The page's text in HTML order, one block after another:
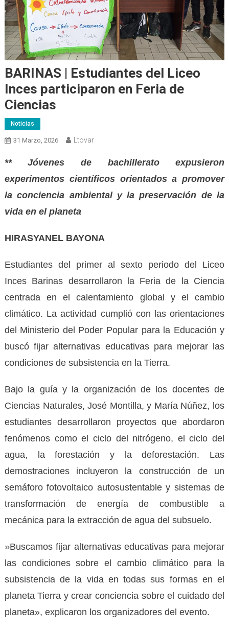
BARINAS | Estudiantes del Liceo
Inces participaron en Feria de
Ciencias
Noticias
31 Marzo, 2026 Ltovar
** ​Jóvenes de bachillerato expusieron
experimentos científicos orientados a promover
la conciencia ambiental y la preservación de la
vida en el planeta
HIRASYANEL BAYONA
​Estudiantes del primer al sexto periodo del Liceo
Inces Barinas desarrollaron la Feria de la Ciencia
centrada en el calentamiento global y el cambio
climático. La actividad cumplió con las orientaciones
del Ministerio del Poder Popular para la Educación y
buscó fijar alternativas educativas para mejorar las
condiciones de subsistencia en la Tierra.
​Bajo la guía y la organización de los docentes de
Ciencias Naturales, José Montilla, y María Núñez, los
estudiantes desarrollaron proyectos que abordaron
fenómenos como el ciclo del nitrógeno, el ciclo del
agua, la forestación y la deforestación. Las
demostraciones incluyeron la construcción de un
semáforo fotovoltaico autosustentable y sistemas de
transformación de energía de combustible a
mecánica para la extracción de agua del subsuelo.
​»Buscamos fijar alternativas educativas para mejorar
las condiciones sobre el cambio climático para la
subsistencia de la vida en todas sus formas en el
planeta Tierra y crear conciencia sobre el cuidado del
planeta», explicaron los organizadores del evento.